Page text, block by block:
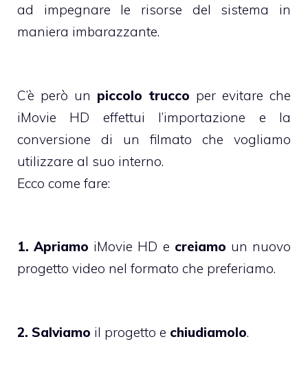
ad impegnare le risorse del sistema in
maniera imbarazzante.
C’è però un piccolo trucco per evitare che
iMovie HD effettui l’importazione e la
conversione di un filmato che vogliamo
utilizzare al suo interno.
Ecco come fare:
1. Apriamo iMovie HD e creiamo un nuovo
progetto video nel formato che preferiamo.
2. Salviamo il progetto e chiudiamolo.